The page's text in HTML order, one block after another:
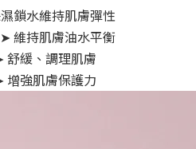
鎖水維持肌膚彈性
維持肌膚油水平衡
舒緩、調理肌膚
增強肌膚保護力